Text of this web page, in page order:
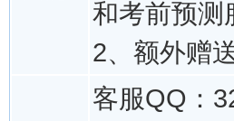
和考前预测
2、额外赠
客服QQ：